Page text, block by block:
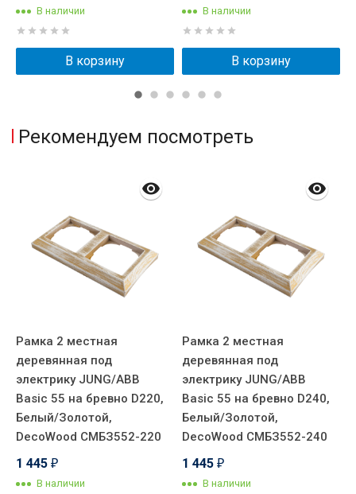
В наличии
В корзину
В наличии
В корзину
Рекомендуем посмотреть
Рамка 2 местная
деревянная под
электрику JUNG/ABB
Basic 55 на бревно D220,
Белый/Золотой,
DecoWood СМБЗ552-220
1 445 ₽
В наличии
Рамка 2 местная
деревянная под
электрику JUNG/ABB
Basic 55 на бревно D240,
Белый/Золотой,
DecoWood СМБЗ552-240
1 445 ₽
В наличии